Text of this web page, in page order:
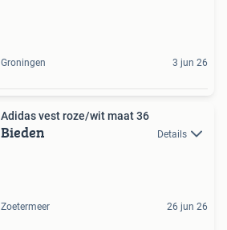
Groningen 3 jun 26
Adidas vest roze/wit maat 36
Bieden Details
Zoetermeer 26 jun 26